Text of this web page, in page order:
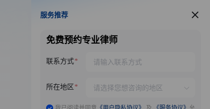
服务推荐
服务推荐
免费预约专业律师
联系方式
所在地区